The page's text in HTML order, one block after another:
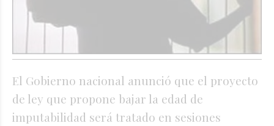
El Gobierno nacional anunció que el proyecto
de ley que propone bajar la edad de
imputabilidad será tratado en sesiones